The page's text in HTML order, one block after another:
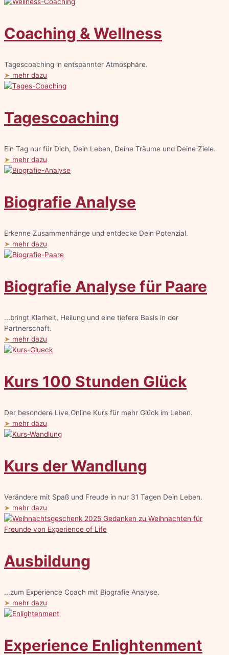
Coaching & Wellness
Tagescoaching in entspannter Atmosphäre.
➤ mehr dazu
Tagescoaching
Ein Tag nur für Dich, Dein Leben, Deine Träume und Deine Ziele.
➤ mehr dazu
Biografie Analyse
Erkenne Zusammenhänge und entdecke Dein Potenzial.
➤ mehr dazu
Biografie Analyse für Paare
...bringt Klarheit, Heilung und eine tiefere Basis in der
Partnerschaft.
➤ mehr dazu
Kurs 100 Stunden Glück
Der besondere Live Online Kurs für mehr Glück im Leben.
➤ mehr dazu
Kurs der Wandlung
Verändere mit Spaß und Freude in nur 31 Tagen Dein Leben.
➤ mehr dazu
Ausbildung
...zum Experience Coach mit Biografie Analyse.
➤ mehr dazu
Experience Enlightenment